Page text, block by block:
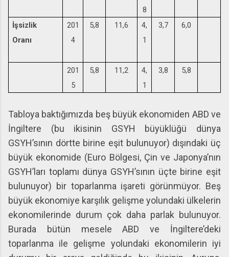
8
İşsizlik
Oranı
201
4
5,8 11,6
4,
1
3,7 6,0
201
5
5,8 11,2
4,
1
3,8 5,8
Tabloya baktığımızda beş büyük ekonomiden ABD ve
İngiltere (bu ikisinin GSYH büyüklüğü dünya
GSYH’sının dörtte birine eşit bulunuyor) dışındaki üç
büyük ekonomide (Euro Bölgesi, Çin ve Japonya’nın
GSYH’ları toplamı dünya GSYH’sının üçte birine eşit
bulunuyor) bir toparlanma işareti görünmüyor. Beş
büyük ekonomiye karşılık gelişme yolundaki ülkelerin
ekonomilerinde durum çok daha parlak bulunuyor.
Burada bütün mesele ABD ve İngiltere’deki
toparlanma ile gelişme yolundaki ekonomilerin iyi